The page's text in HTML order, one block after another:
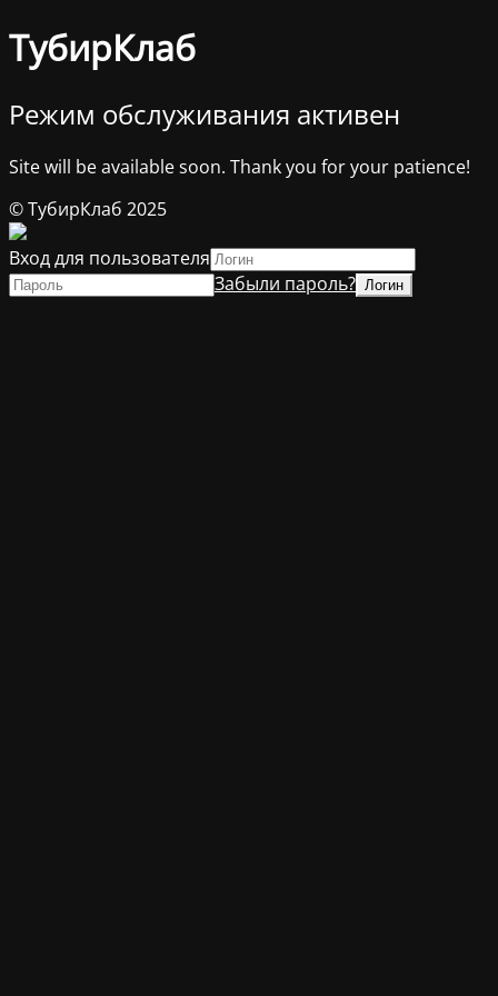
ТубирКлаб
Режим обслуживания активен
Site will be available soon. Thank you for your patience!
© ТубирКлаб 2025
Вход для пользователя
Забыли пароль?